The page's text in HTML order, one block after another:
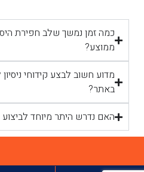
כמה זמן נמשך שלב חפירת
ממוצע?
מדוע חשוב לבצע קידוחי
באתר?
האם נדרש היתר מיוחד לביצוע